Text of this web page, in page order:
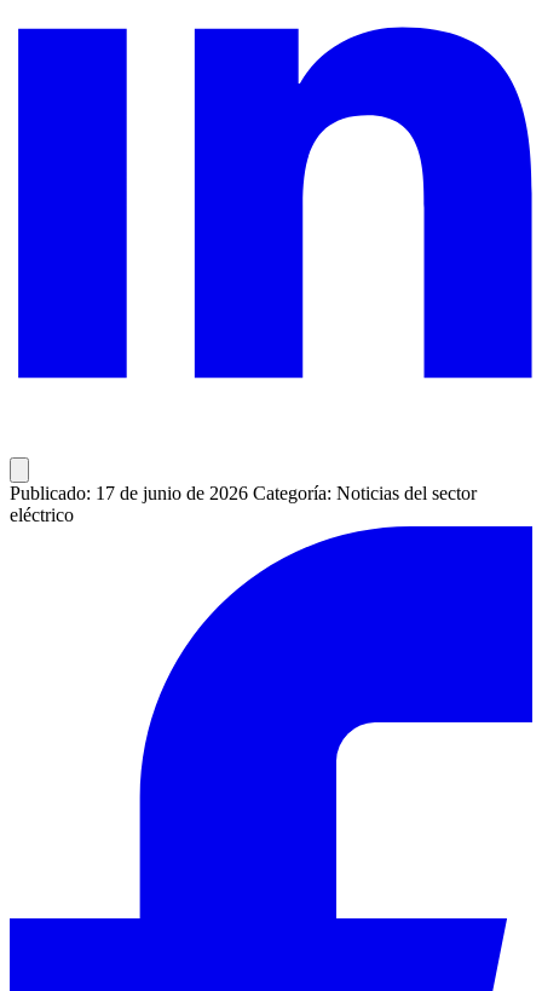
Publicado: 17 de junio de 2026 Categoría: Noticias del sector
eléctrico